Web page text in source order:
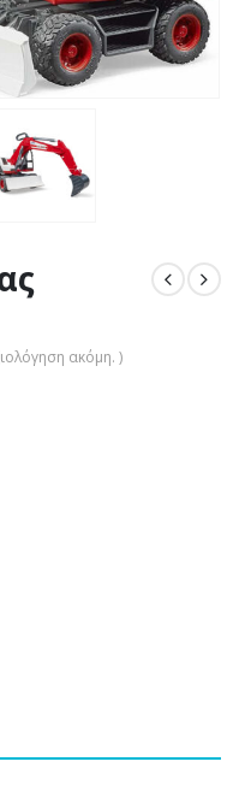
ακόμη. )